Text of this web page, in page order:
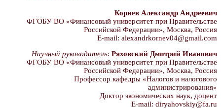
Корнев Александр Андреевич
ФГОБУ ВО «Финансовый университет при Правительстве
Российской Федерации», Москва, Россия
E-mail: alexandrkornev04@gmail.com
Научный руководитель: Ряховский Дмитрий Иванович
ФГОБУ ВО «Финансовый университет при Правительстве
Российской Федерации», Москва, Россия
Профессор кафедры «Налогов и налогового
администрирования»
Доктор экономических наук, доцент
E-mail: diryahovskiy@fa.ru